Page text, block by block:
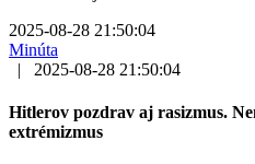
2025-08-28 21:50:04
Minúta
|
2025-08-28 21:50:04
Hitlerov pozdrav aj rasizmus.
extrémizmus